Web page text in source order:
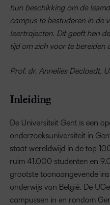
hun beschikking om de
campus te bestuderen in de
leertrajecten. Dit geeft hen
tijd om zich voor te bereiden
Prof. dr. Annelies Decloedt,
Inleiding
De Universiteit Gent is een
onderzoeksuniversiteit in
staat wereldwijd in de top
ruim 41.000 studenten en
grootste toonaangevende
onderwijs van België. De
campussen in en rondom